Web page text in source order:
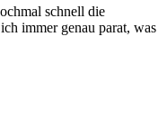
schnell die
immer genau parat, was